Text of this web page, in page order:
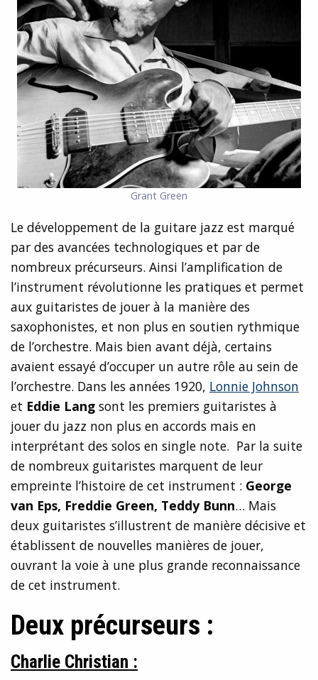
Grant Green
Le développement de la guitare jazz est marqué
par des avancées technologiques et par de
nombreux précurseurs. Ainsi l’amplification de
l’instrument révolutionne les pratiques et permet
aux guitaristes de jouer à la manière des
saxophonistes, et non plus en soutien rythmique
de l’orchestre. Mais bien avant déjà, certains
avaient essayé d’occuper un autre rôle au sein de
l’orchestre. Dans les années 1920, Lonnie Johnson
et Eddie Lang sont les premiers guitaristes à
jouer du jazz non plus en accords mais en
interprétant des solos en single note. Par la suite
de nombreux guitaristes marquent de leur
empreinte l’histoire de cet instrument : George
van Eps, Freddie Green, Teddy Bunn… Mais
deux guitaristes s’illustrent de manière décisive et
établissent de nouvelles manières de jouer,
ouvrant la voie à une plus grande reconnaissance
de cet instrument.
Deux précurseurs :
Charlie Christian :